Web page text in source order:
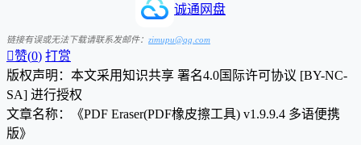
诚通网盘
链接有误或无法下载请联系发邮件： zimupu@qq.com
赞(0) 打赏
版权声明：本文采用知识共享 署名4.0国际许可协议 [BY-NC-
SA] 进行授权
文章名称：《PDF Eraser(PDF橡皮擦工具) v1.9.9.4 多语便携
版》